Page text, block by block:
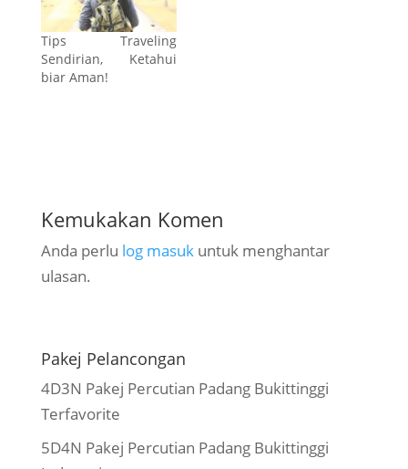
Tips Traveling
Sendirian, Ketahui
biar Aman!
Kemukakan Komen
Anda perlu log masukuntuk menghantar
ulasan.
Pakej Pelancongan
4D3N Pakej Percutian Padang Bukittinggi
Terfavorite
5D4N Pakej Percutian Padang Bukittinggi